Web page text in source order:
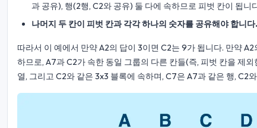
과 공유), 행(2행, C2와 공유) 둘 다에 속하므로 피벗 칸이 됩니
나머지 두 칸이 피벗 칸과 각각 하나의 숫자를 공유해야 합니다.
따라서 이 예에서 만약 A2의 답이 3이면 C2는 9가 됩니다. 만약
하므로, A7과 C2가 속한 동일 그룹의 다른 칸들(즉, 피벗 칸을 제
열, 그리고 C2와 같은 3x3 블록에 속하며, C7은 A7과 같은 행, C2